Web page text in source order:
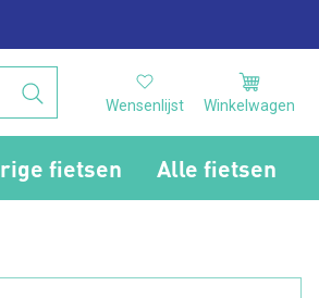
Wensenlijst Winkelwagen
fietsen Alle fietsen